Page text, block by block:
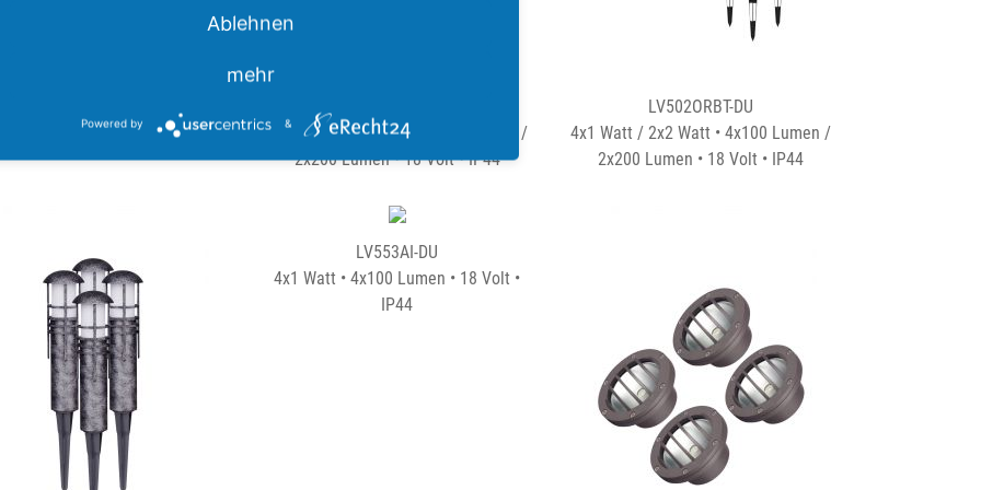
• 200 Lumen • 18 Volt • IP44
4x1 Watt / 2x2 Watt • 4x100 Lumen /
2x200 Lumen • 18 Volt • IP44
LV502ORBT-DU
4x1 Watt / 2x2 Watt • 4x100 Lumen /
2x200 Lumen • 18 Volt • IP44
LV553AI-DU
4x1 Watt • 4x100 Lumen • 18 Volt •
IP44
Ablehnen
mehr
Powered by &